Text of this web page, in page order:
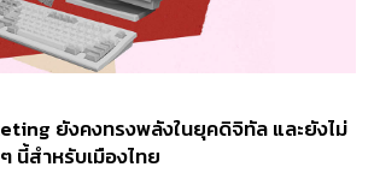
ยังคงทรงพลังในยุคดิจิทัล และยังไม่
นี้สำหรับเมืองไทย